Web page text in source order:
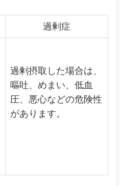
過剰症
過剰摂取した場合は、
嘔吐、めまい、低血
圧、悪心などの危険性
があります。